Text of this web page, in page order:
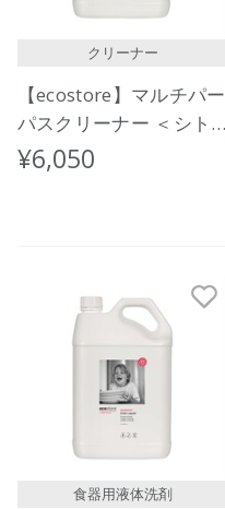
クリーナー
【ecostore】マルチパー
パスクリーナー ＜シト
ラス＞ 5L
¥6,050
食器用液体洗剤